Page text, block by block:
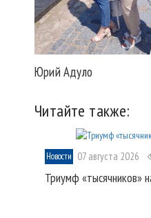
Юрий Адуло
Читайте также:
Новости 07 августа 2026
Триумф «тысячников»